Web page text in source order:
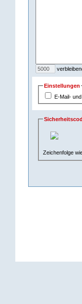
Einstellungen
E-Mail-
Zeichenfolge